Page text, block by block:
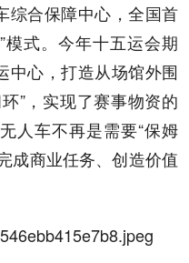
综合保障中心，全国首
式。今年十五运会期
中心，打造从场馆外围
”，实现了赛事物资的
人车不再是需要“保姆
成商业任务、创造价值